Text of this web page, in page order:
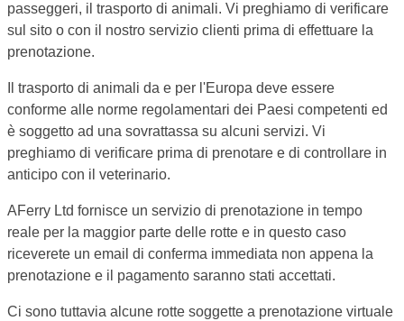
passeggeri, il trasporto di animali. Vi preghiamo di verificare
sul sito o con il nostro servizio clienti prima di effettuare la
prenotazione.
Il trasporto di animali da e per l'Europa deve essere
conforme alle norme regolamentari dei Paesi competenti ed
è soggetto ad una sovrattassa su alcuni servizi. Vi
preghiamo di verificare prima di prenotare e di controllare in
anticipo con il veterinario.
AFerry Ltd fornisce un servizio di prenotazione in tempo
reale per la maggior parte delle rotte e in questo caso
riceverete un email di conferma immediata non appena la
prenotazione e il pagamento saranno stati accettati.
Ci sono tuttavia alcune rotte soggette a prenotazione virtuale